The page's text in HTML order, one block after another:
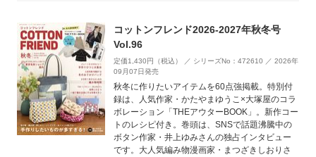
コットンフレンド2026-2027年秋冬号
Vol.96
定価1,430円（税込） ／ シリーズNo：472610 ／ 2026年
09月07日発売
秋冬に作りたいアイテムを60点強掲載。特別付
録は、人気作家・かたやまゆうこ×大塚屋のコラ
ボレーション「THEアウターBOOK」。新作コー
トのレシピ付き。巻頭は、SNSで話題沸騰中の
ボタン作家・井上ゆみさんの独占インタビュー
です。大人気編み物漫画家・まつざきしおりさ